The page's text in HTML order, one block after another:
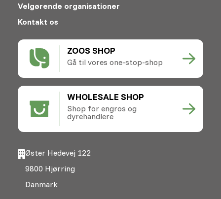
ZOOS SHOP
Gå til vores one-stop-shop
WHOLESALE SHOP
Shop for engros og
dyrehandlere
Velgørende organisationer
Kontakt os
Øster Hedevej 122
9800 Hjørring
Danmark